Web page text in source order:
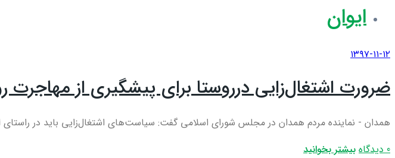
ایوان
۱۳۹۷-۱۱-۱۲
ضرورت اشتغال‌زایی درروستا برای پیشگیری از مهاجرت
همدان - نماینده مردم همدان در مجلس شورای اسلامی گفت: سیاست‌های اشتغال‌زایی باید در
0 دیدگاه
بیشتر بخوانید